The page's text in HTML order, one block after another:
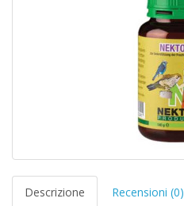
Descrizione Recensioni (0)